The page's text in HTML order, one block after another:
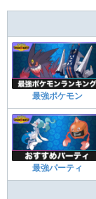
最強ポケモン
最強パーティ